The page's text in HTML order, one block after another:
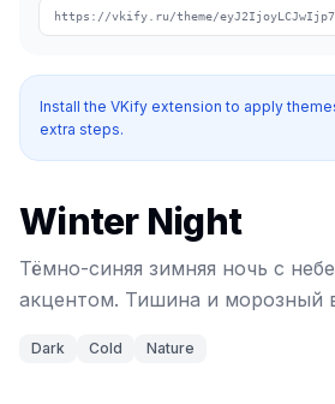
Winter Night
Тёмно-синяя зимняя ночь с
акцентом. Тишина и морозный
Dark Cold Nature
Install the VKify extension to apply
extra steps.